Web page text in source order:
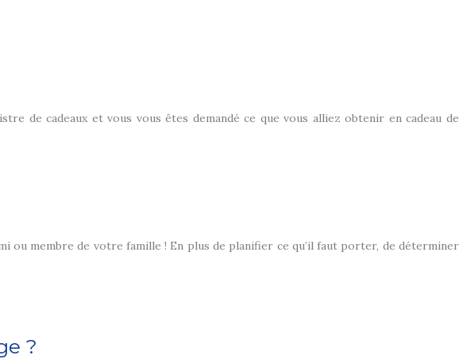
de cadeaux et vous vous êtes demandé ce que vous alliez obtenir en cadeau de
membre de votre famille ! En plus de planifier ce qu’il faut porter, de déterminer
?